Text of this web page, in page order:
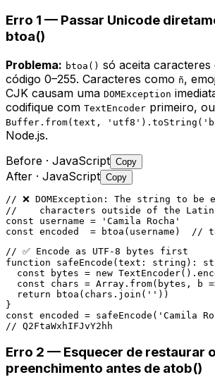
Erro 1 — Passar Unicode
btoa()
Problema: btoa() só aceita
código 0–255. Caracteres como ñ,
CJK causam uma DOMException
codifique com TextEncoder primeiro,
Buffer.from(text,
Node.js.
Before · JavaScript Copy
After · JavaScript Copy
// ❌ DOMException: The string to be
//    characters outside of the
const username = 'Camila Rocha'
const encoded  = btoa(username)  //
// ✅ Encode as UTF-8 bytes first
function safeEncode(text: string):
const bytes = new
const chars = Array.from(bytes, b
  return btoa(chars.join(''))
}
const encoded = safeEncode('Camila
// Q2FtaWxhIFJvY2hh
Erro 2 — Esquecer de restaurar o
preenchimento antes de atob()